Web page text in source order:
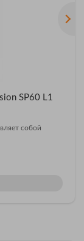
SP60 L1
собой